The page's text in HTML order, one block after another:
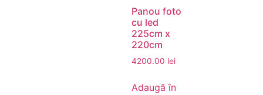
Panou foto
cu led
225cm x
220cm
4200.00 lei
Adaugă în